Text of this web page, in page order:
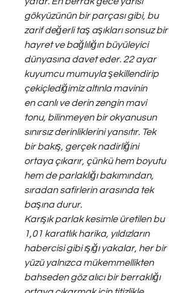
gökyüzünün bir parçası gibi, bu
zarif değerli taş aşıkları sonsuz bir
hayret ve bağlılığın büyüleyici
dünyasına davet eder. 22 ayar
kuyumcu mumuyla şekillendirip
çekiçlediğimiz altınla mavinin
encanlı ve derin zengin mavi
tonu, bilinmeyen bir okyanusun
sınırsız derinliklerini yansıtır. Tek
bir bakış, gerçek nadirliğini
ortaya çıkarır, çünkü hem boyutu
hem de parlaklığı bakımından,
sıradan safirlerin arasında tek
başına durur.
Karışık parlak kesimle üretilen bu
1,01 karatlık harika, yıldızların
habercisi gibi ışığı yakalar, her bir
yüzü yalnızca mükemmellikten
bahseden göz alıcı bir berraklığı